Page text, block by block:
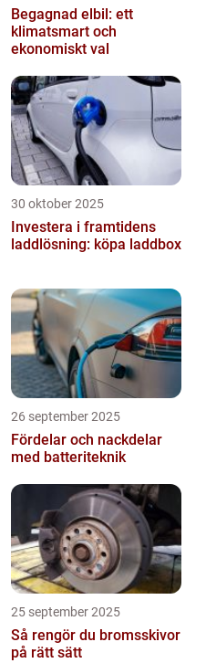
Begagnad elbil: ett
klimatsmart och
ekonomiskt val
30 oktober 2025
Investera i framtidens
laddlösning: köpa laddbox
26 september 2025
Fördelar och nackdelar
med batteriteknik
25 september 2025
Så rengör du bromsskivor
på rätt sätt